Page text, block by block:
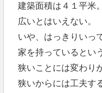
建築面積は４１平米。
広いとはいえない。
いや、はっきりいっ
家を持っているとい
狭いことには変わり
狭いからには工夫す